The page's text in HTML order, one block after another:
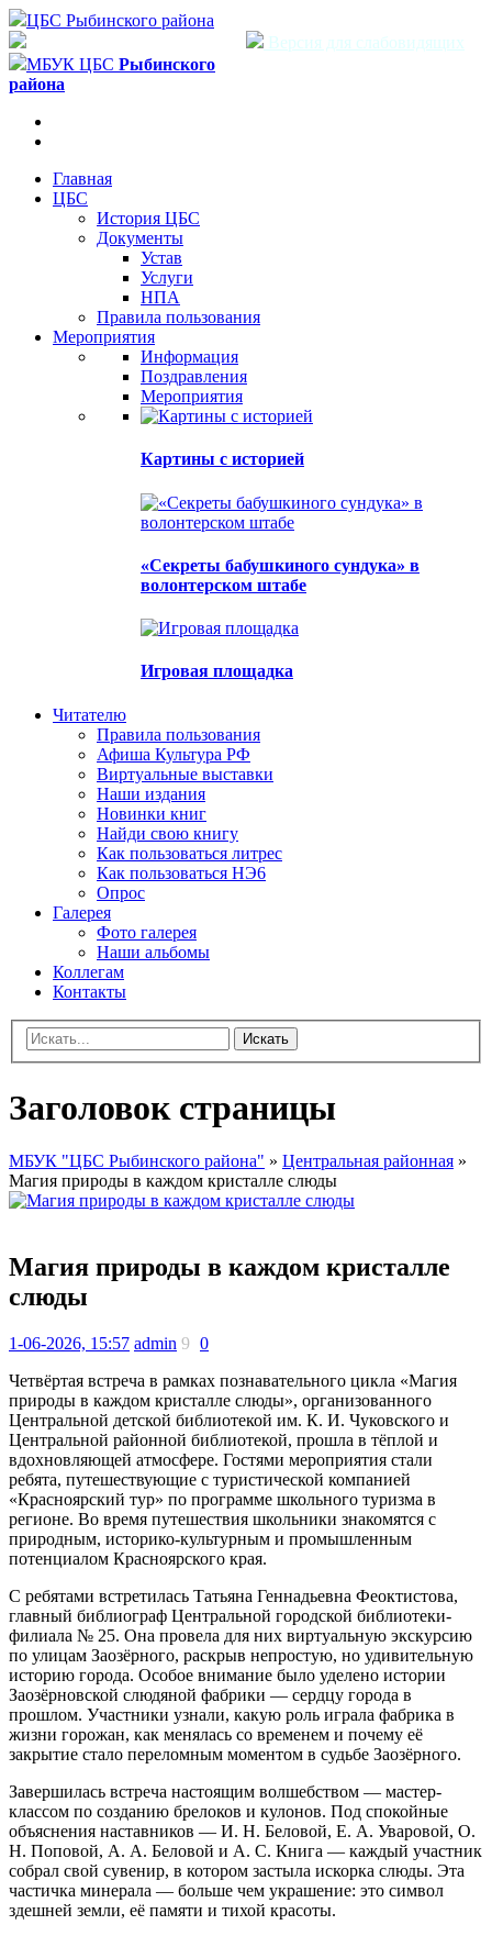
ЦБС Рыбинского района
Версия для слабовидящих
МБУК ЦБС Рыбинского
района
Главная
ЦБС
История ЦБС
Документы
Устав
Услуги
НПА
Правила пользования
Мероприятия
Информация
Поздравления
Мероприятия
Картины с историей
«Секреты бабушкиного сундука» в
волонтерском штабе
Игровая площадка
Читателю
Правила пользования
Афиша Культура РФ
Виртуальные выставки
Наши издания
Новинки книг
Найди свою книгу
Как пользоваться литрес
Как пользоваться НЭ6
Опрос
Галерея
Фото галерея
Наши альбомы
Коллегам
Контакты
Искать
Заголовок страницы
МБУК "ЦБС Рыбинского района" » Центральная районная »
Магия природы в каждом кристалле слюды
Магия природы в каждом кристалле
слюды
1-06-2026, 15:57 admin 9 0
Четвёртая встреча в рамках познавательного цикла «Магия
природы в каждом кристалле слюды», организованного
Центральной детской библиотекой им. К. И. Чуковского и
Центральной районной библиотекой, прошла в тёплой и
вдохновляющей атмосфере. Гостями мероприятия стали
ребята, путешествующие с туристической компанией
«Красноярский тур» по программе школьного туризма в
регионе. Во время путешествия школьники знакомятся с
природным, историко-культурным и промышленным
потенциалом Красноярского края.
С ребятами встретилась Татьяна Геннадьевна Феоктистова,
главный библиограф Центральной городской библиотеки-
филиала № 25. Она провела для них виртуальную экскурсию
по улицам Заозёрного, раскрыв непростую, но удивительную
историю города. Особое внимание было уделено истории
Заозёрновской слюдяной фабрики — сердцу города в
прошлом. Участники узнали, какую роль играла фабрика в
жизни горожан, как менялась со временем и почему её
закрытие стало переломным моментом в судьбе Заозёрного.
Завершилась встреча настоящим волшебством — мастер-
классом по созданию брелоков и кулонов. Под спокойные
объяснения наставников — И. Н. Беловой, Е. А. Уваровой, О.
Н. Поповой, А. А. Беловой и А. С. Книга — каждый участник
собрал свой сувенир, в котором застыла искорка слюды. Эта
частичка минерала — больше чем украшение: это символ
здешней земли, её памяти и тихой красоты.